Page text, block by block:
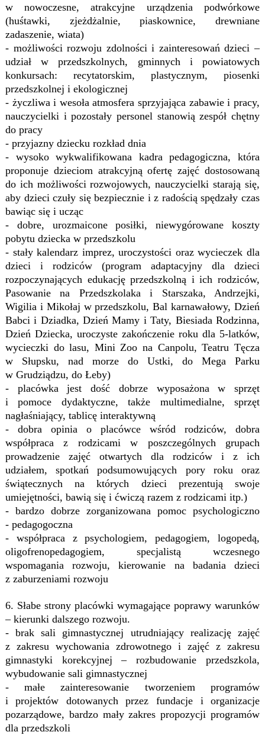
w nowoczesne, atrakcyjne urządzenia podwórkowe
(huśtawki, zjeżdżalnie, piaskownice, drewniane
zadaszenie, wiata)
- możliwości rozwoju zdolności i zainteresowań dzieci –
udział w przedszkolnych, gminnych i powiatowych
konkursach: recytatorskim, plastycznym, piosenki
przedszkolnej i ekologicznej
- życzliwa i wesoła atmosfera sprzyjająca zabawie i pracy,
nauczycielki i pozostały personel stanowią zespół chętny
do pracy
- przyjazny dziecku rozkład dnia
- wysoko wykwalifikowana kadra pedagogiczna, która
proponuje dzieciom atrakcyjną ofertę zajęć dostosowaną
do ich możliwości rozwojowych, nauczycielki starają się,
aby dzieci czuły się bezpiecznie i z radością spędzały czas
bawiąc się i ucząc
- dobre, urozmaicone posiłki, niewygórowane koszty
pobytu dziecka w przedszkolu
- stały kalendarz imprez, uroczystości oraz wycieczek dla
dzieci i rodziców (program adaptacyjny dla dzieci
rozpoczynających edukację przedszkolną i ich rodziców,
Pasowanie na Przedszkolaka i Starszaka, Andrzejki,
Wigilia i Mikołaj w przedszkolu, Bal karnawałowy, Dzień
Babci i Dziadka, Dzień Mamy i Taty, Biesiada Rodzinna,
Dzień Dziecka, uroczyste zakończenie roku dla 5-latków,
wycieczki do lasu, Mini Zoo na Canpolu, Teatru Tęcza
w Słupsku, nad morze do Ustki, do Mega Parku
w Grudziądzu, do Łeby)
- placówka jest dość dobrze wyposażona w sprzęt
i pomoce dydaktyczne, także multimedialne, sprzęt
nagłaśniający, tablicę interaktywną
- dobra opinia o placówce wśród rodziców, dobra
współpraca z rodzicami w poszczególnych grupach
prowadzenie zajęć otwartych dla rodziców i z ich
udziałem, spotkań podsumowujących pory roku oraz
świątecznych na których dzieci prezentują swoje
umiejętności, bawią się i ćwiczą razem z rodzicami itp.)
- bardzo dobrze zorganizowana pomoc psychologiczno
- pedagogoczna
- współpraca z psychologiem, pedagogiem, logopedą,
oligofrenopedagogiem, specjalistą wczesnego
wspomagania rozwoju, kierowanie na badania dzieci
z zaburzeniami rozwoju
6. Słabe strony placówki wymagające poprawy warunków
– kierunki dalszego rozwoju.
- brak sali gimnastycznej utrudniający realizację zajęć
z zakresu wychowania zdrowotnego i zajęć z zakresu
gimnastyki korekcyjnej – rozbudowanie przedszkola,
wybudowanie sali gimnastycznej
- małe zainteresowanie tworzeniem programów
i projektów dotowanych przez fundacje i organizacje
pozarządowe, bardzo mały zakres propozycji programów
dla przedszkoli